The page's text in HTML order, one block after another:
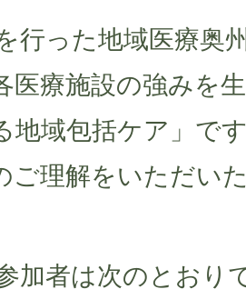
行った地域医療奥
医療施設の強みを
地域包括ケア」で
ご理解をいただい
加者は次のとおり